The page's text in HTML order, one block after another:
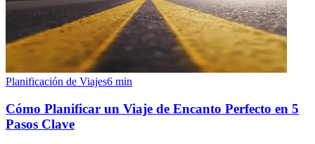
Planificación de Viajes6 min
Cómo Planificar un Viaje de Encanto Perfecto en 5
Pasos Clave